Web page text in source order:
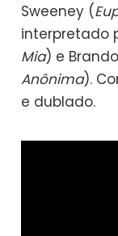
Sweeney (
interpretado
Mia) e
Anônima).
e dublado.